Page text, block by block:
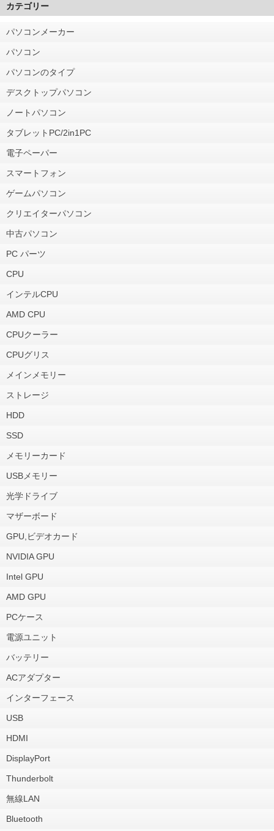
カテゴリー
パソコンメーカー
パソコン
パソコンのタイプ
デスクトップパソコン
ノートパソコン
タブレットPC/2in1PC
電子ペーパー
スマートフォン
ゲームパソコン
クリエイターパソコン
中古パソコン
PC パーツ
CPU
インテルCPU
AMD CPU
CPUクーラー
CPUグリス
メインメモリー
ストレージ
HDD
SSD
メモリーカード
USBメモリー
光学ドライブ
マザーボード
GPU,ビデオカード
NVIDIA GPU
Intel GPU
AMD GPU
PCケース
電源ユニット
バッテリー
ACアダプター
インターフェース
USB
HDMI
DisplayPort
Thunderbolt
無線LAN
Bluetooth